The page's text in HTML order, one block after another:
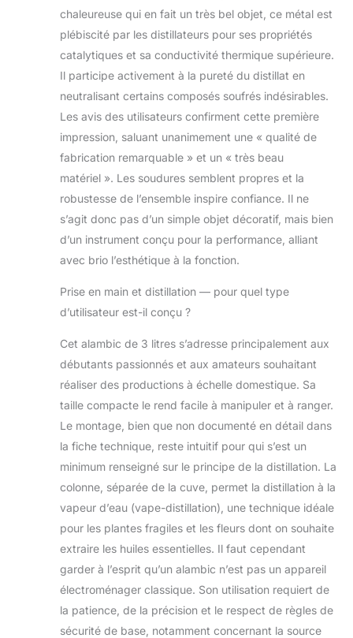
chaleureuse qui en fait un très bel objet, ce métal est
plébiscité par les distillateurs pour ses propriétés
catalytiques et sa conductivité thermique supérieure.
Il participe activement à la pureté du distillat en
neutralisant certains composés soufrés indésirables.
Les avis des utilisateurs confirment cette première
impression, saluant unanimement une « qualité de
fabrication remarquable » et un « très beau
matériel ». Les soudures semblent propres et la
robustesse de l’ensemble inspire confiance. Il ne
s’agit donc pas d’un simple objet décoratif, mais bien
d’un instrument conçu pour la performance, alliant
avec brio l’esthétique à la fonction.
Prise en main et distillation — pour quel type
d’utilisateur est-il conçu ?
Cet alambic de 3 litres s’adresse principalement aux
débutants passionnés et aux amateurs souhaitant
réaliser des productions à échelle domestique. Sa
taille compacte le rend facile à manipuler et à ranger.
Le montage, bien que non documenté en détail dans
la fiche technique, reste intuitif pour qui s’est un
minimum renseigné sur le principe de la distillation. La
colonne, séparée de la cuve, permet la distillation à la
vapeur d’eau (vape-distillation), une technique idéale
pour les plantes fragiles et les fleurs dont on souhaite
extraire les huiles essentielles. Il faut cependant
garder à l’esprit qu’un alambic n’est pas un appareil
électroménager classique. Son utilisation requiert de
la patience, de la précision et le respect de règles de
sécurité de base, notamment concernant la source